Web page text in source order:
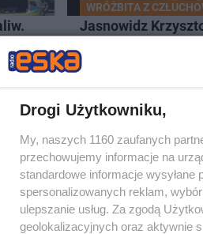
WRÓŻBITA Z
Jasnowidz
lata. Wskazał,
Drogi Użytkowniku,
My, naszych 1160 zaufanych
przechowujemy informacje na
standardowe informacje
spersonalizowanych reklam,
ulepszanie usług. Za zgodą
geolokalizacyjnych oraz aktywnie